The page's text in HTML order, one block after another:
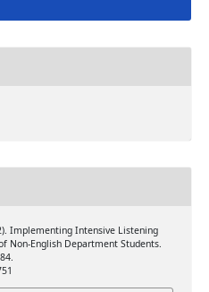
Implementing Intensive Listening
Non-English Department Students.